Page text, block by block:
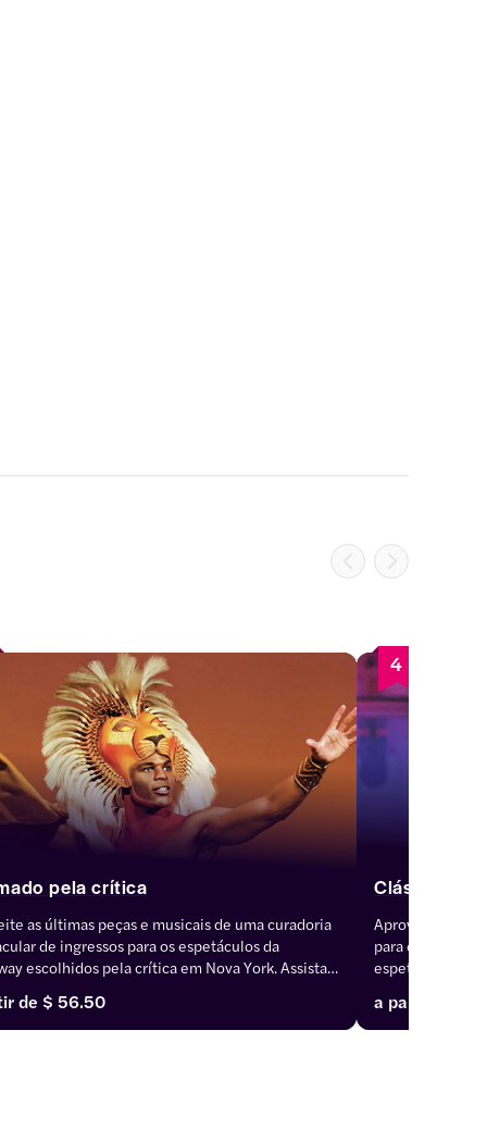
pela crítica
as últimas peças e musicais de uma curadoria
de ingressos para os espetáculos da
escolhidos pela crítica em Nova York. Assista a
nos grandes palcos da Broadway. Reservas de
ótimos descontos e assentos preferenciais.
de $ 56.50
4
Clássico
Aproveite as
para os
espetáculos
maior duração
ótimos
a partir de